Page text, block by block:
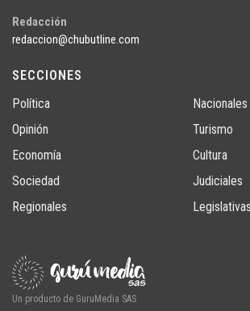
Redacción
redaccion@chubutline.com
SECCIONES
Política
Opinión
Economía
Sociedad
Regionales
Nacionales
Turismo
Cultura
Judiciales
Legislativas
Un producto de GuruMedia SAS